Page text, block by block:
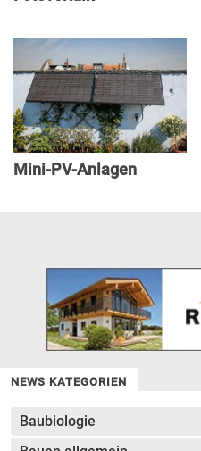
Mini-PV-Anlagen
NEWS KATEGORIEN
Baubiologie